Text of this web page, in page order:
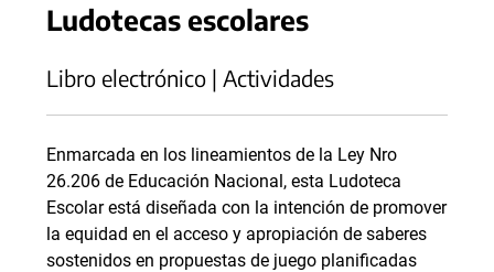
Ludotecas escolares
Libro electrónico | Actividades
Enmarcada en los lineamientos de la Ley Nro
26.206 de Educación Nacional, esta Ludoteca
Escolar está diseñada con la intención de promover
la equidad en el acceso y apropiación de saberes
sostenidos en propuestas de juego planificadas